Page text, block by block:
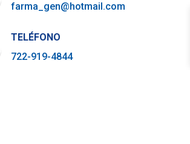
farma_gen@hotmail.com
TELÉFONO
722-919-4844